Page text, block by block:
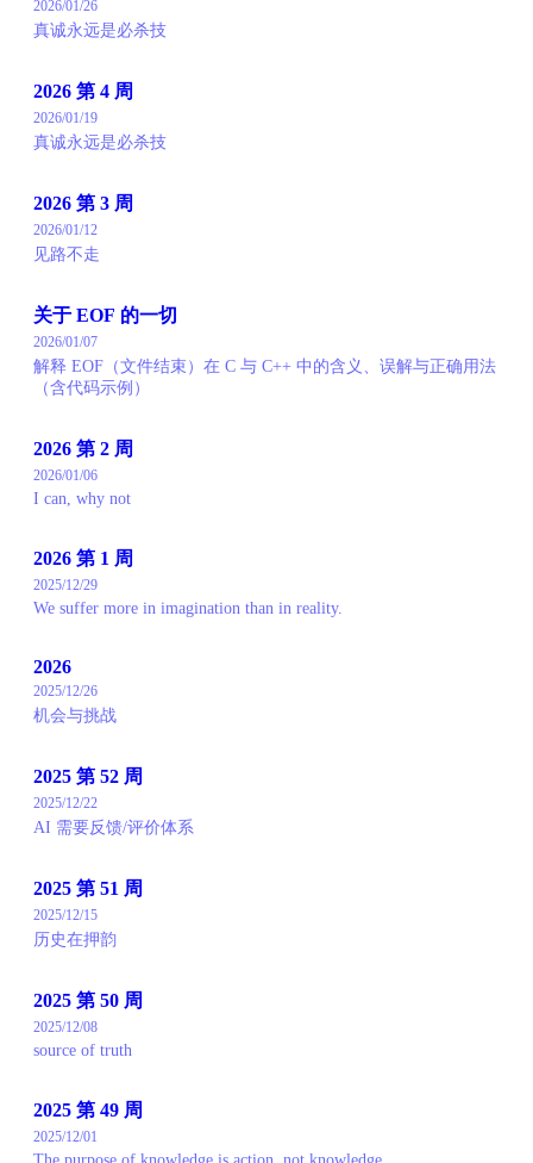
2026/01/26
真诚永远是必杀技
2026 第 4 周
2026/01/19
真诚永远是必杀技
2026 第 3 周
2026/01/12
见路不走
关于 EOF 的一切
2026/01/07
解释 EOF（文件结束）在 C 与 C++ 中的含义、误解与正确用法
（含代码示例）
2026 第 2 周
2026/01/06
I can, why not
2026 第 1 周
2025/12/29
We suffer more in imagination than in reality.
2026
2025/12/26
机会与挑战
2025 第 52 周
2025/12/22
AI 需要反馈/评价体系
2025 第 51 周
2025/12/15
历史在押韵
2025 第 50 周
2025/12/08
source of truth
2025 第 49 周
2025/12/01